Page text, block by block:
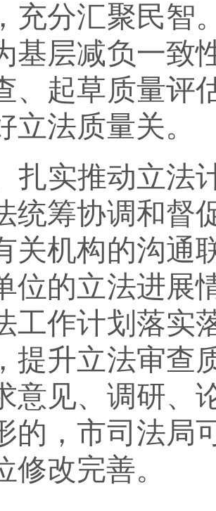
充分汇聚民智
基层减负一致
、起草质量评
立法质量关。
扎实推动立法
统筹协调和督
关机构的沟通
位的立法进展
工作计划落实
提升立法审查
意见、调研、
的，市司法局
修改完善。